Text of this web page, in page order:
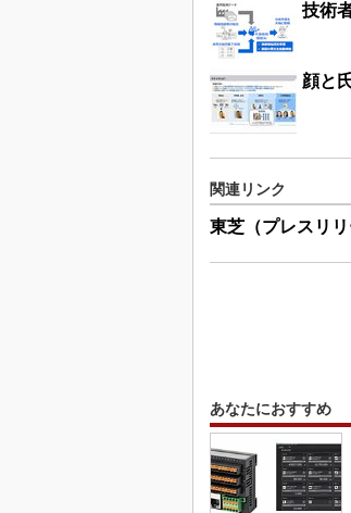
技術
顔と
関連リンク
東芝（プレスリリ
あなたにおすすめ